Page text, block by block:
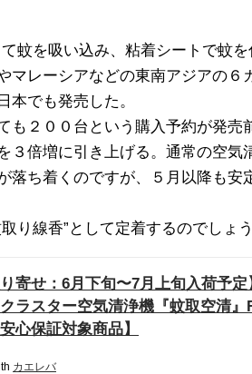
蚊を吸い込み、粘着シートで蚊
マレーシアなどの東南アジアの６
本でも発売した。
も２００台という購入予約が発売
３倍増に引き上げる。通常の空気
落ち着くのですが、５月以降も安
り線香”として定着するのでしょ
り寄せ：6月下旬〜7月上旬入荷予
ラスター空気清浄機『蚊取空清
安心保証対象商品】
カエレバ